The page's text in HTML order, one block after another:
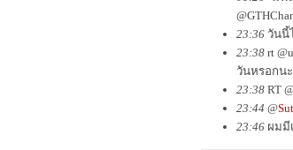
23:36 วันนี้
23:38 rt
วันหรอกน
23:38 RT
23:44 @
23:46 ผมมี